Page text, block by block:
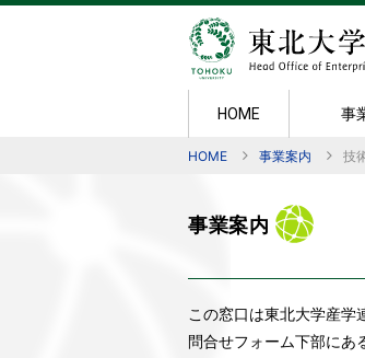
HOME 事
HOME 事業案内 技
事業案内
この窓口は東北大学産学
問合せフォーム下部にあ